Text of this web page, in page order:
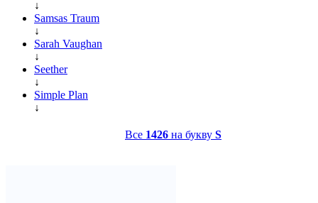
↓
Samsas Traum
↓
Sarah Vaughan
↓
Seether
↓
Simple Plan
↓
Все 1426 на букву S